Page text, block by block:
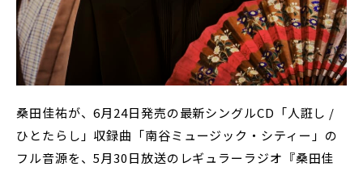
桑田佳祐が、6月24日発売の最新シングルCD「人誑し /
ひとたらし」収録曲「南谷ミュージック・シティー」の
フル音源を、5月30日放送のレギュラーラジオ『桑田佳